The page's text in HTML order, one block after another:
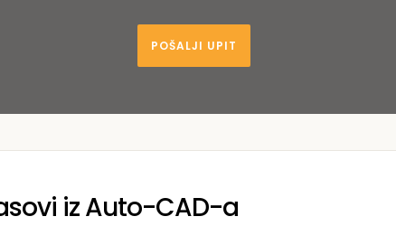
POŠALJI UPIT
iz Auto-CAD-a